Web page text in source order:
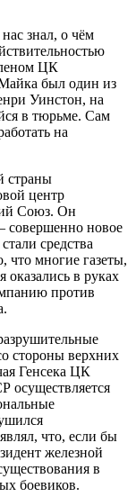
знал, о чём
ЦК
был один из
Уинстон, на
в тюрьме. Сам
на
страны
центр
Союз. Он
новое
средства
многие газеты,
в руках
против
стороны верхних
Генсека ЦК
осуществляется
что, если бы
железной
в
боевиков.